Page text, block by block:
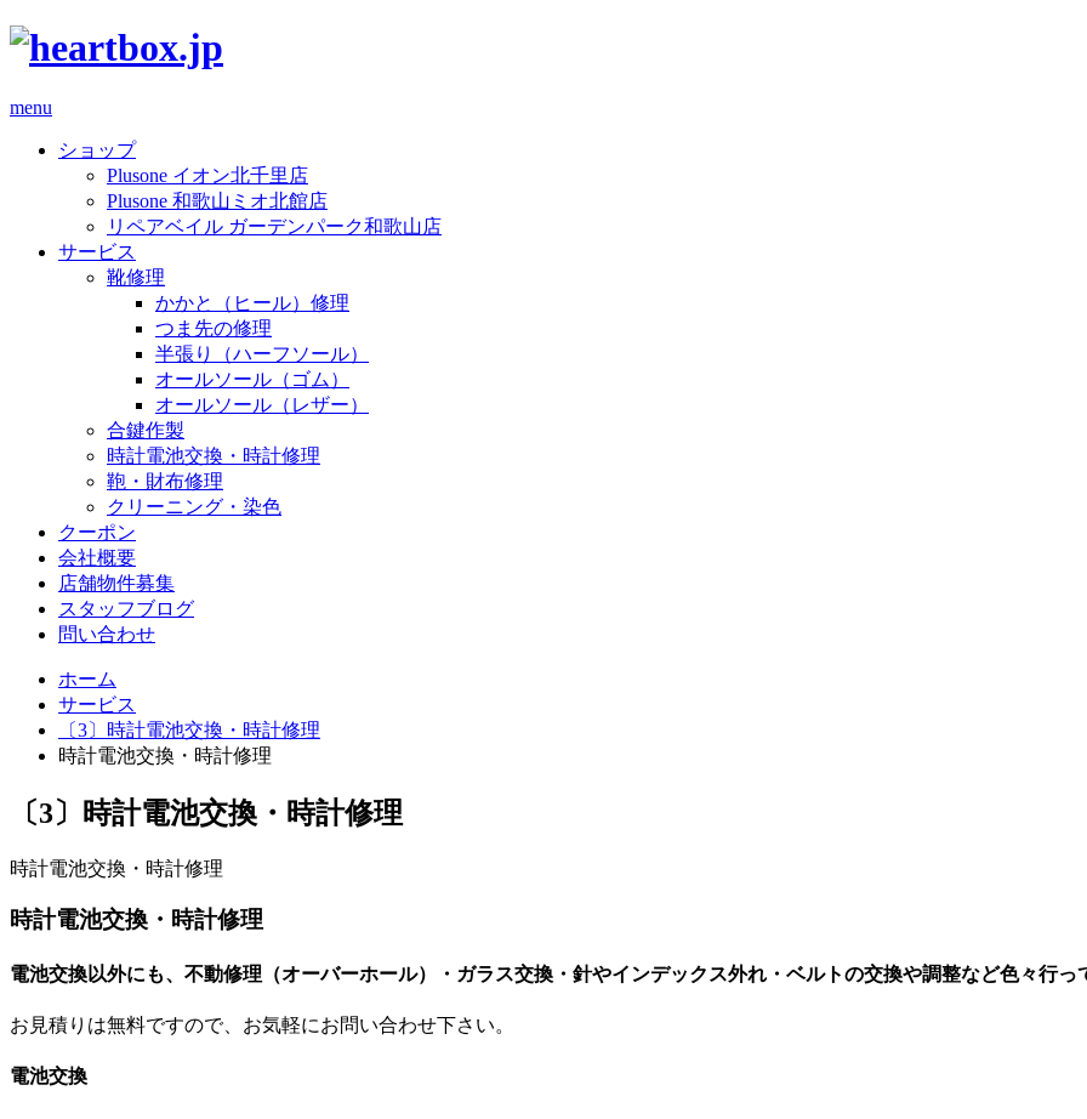
menu
ショップ
Plusone イオン北千里店
Plusone 和歌山ミオ北館店
リペアベイル ガーデンパーク和歌山店
サービス
靴修理
かかと（ヒール）修理
つま先の修理
半張り（ハーフソール）
オールソール（ゴム）
オールソール（レザー）
合鍵作製
時計電池交換・時計修理
鞄・財布修理
クリーニング・染色
クーポン
会社概要
店舗物件募集
スタッフブログ
問い合わせ
ホーム
サービス
〔3〕時計電池交換・時計修理
時計電池交換・時計修理
〔3〕時計電池交換・時計修理
時計電池交換・時計修理
時計電池交換・時計修理
電池交換以外にも、不動修理（オーバーホール）・ガラス交換・針やインデックス外れ・ベルトの交換や調整など色々行っ
お見積りは無料ですので、お気軽にお問い合わせ下さい。
電池交換